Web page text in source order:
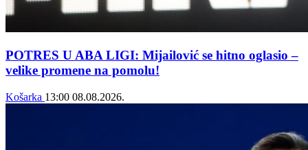
POTRES U ABA LIGI: Mijailović se hitno oglasio –
velike promene na pomolu!
Košarka 13:00 08.08.2026.